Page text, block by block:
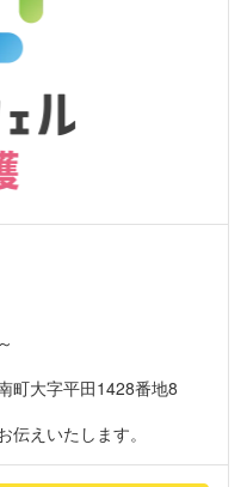
町大字平田1428番地8
伝えいたします。